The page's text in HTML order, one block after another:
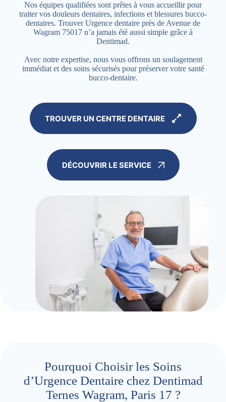
Nos équipes qualifiées sont prêtes à vous accueillir pour
traiter vos douleurs dentaires, infections et blessures bucco-
dentaires. Trouver Urgence dentaire près de Avenue de
Wagram 75017 n’a jamais été aussi simple grâce à
Dentimad.
Avec notre expertise, nous vous offrons un soulagement
immédiat et des soins sécurisés pour préserver votre santé
bucco-dentaire.
TROUVER UN CENTRE DENTAIRE
DÉCOUVRIR LE SERVICE
Pourquoi Choisir les Soins
d’Urgence Dentaire chez Dentimad
Ternes Wagram, Paris 17 ?